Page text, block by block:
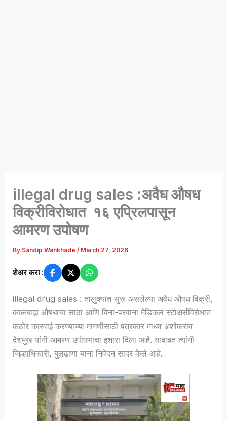
illegal drug sales :अवैध औषध
विक्रीविरोधात १६ एप्रिलपासून
आमरण उपोषण
By Sandip Wankhade/ March 27, 2026
शेअर करा :
illegal drug sales : तालुक्यात सुरू असलेल्या अवैध औषध विक्री,
कालबाह्य औषधांचा साठा आणि विना-परवाना मेडिकल स्टोअर्सविरोधात
कठोर कारवाई करण्याच्या मागणीसाठी पत्रकार माधव अशोकराव
देशमुख यांनी आमरण उपोषणाचा इशारा दिला आहे. याबाबत त्यांनी
जिल्हाधिकारी, बुलढाणा यांना निवेदन सादर केले आहे.